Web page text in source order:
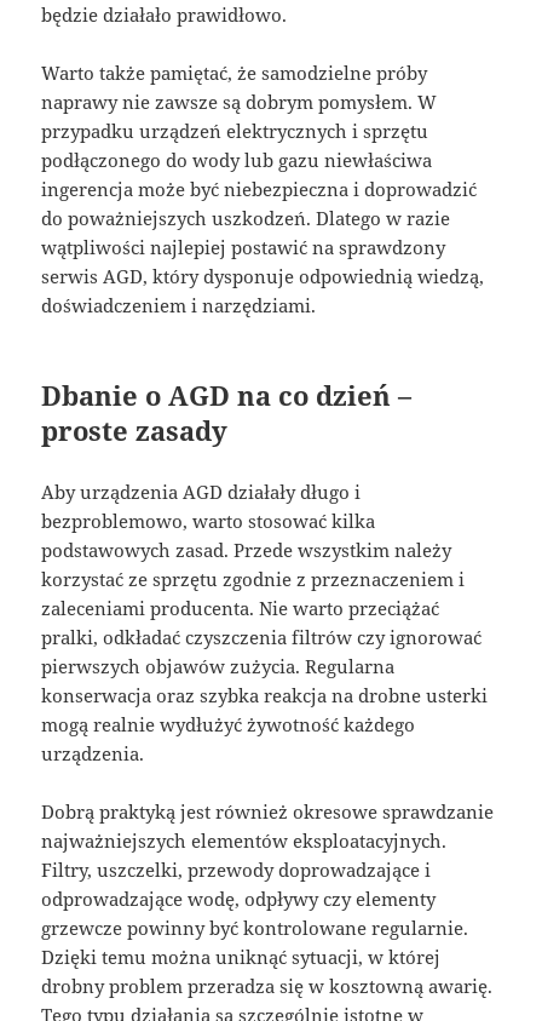
będzie działało prawidłowo.
Warto także pamiętać, że samodzielne próby
naprawy nie zawsze są dobrym pomysłem. W
przypadku urządzeń elektrycznych i sprzętu
podłączonego do wody lub gazu niewłaściwa
ingerencja może być niebezpieczna i doprowadzić
do poważniejszych uszkodzeń. Dlatego w razie
wątpliwości najlepiej postawić na sprawdzony
serwis AGD, który dysponuje odpowiednią wiedzą,
doświadczeniem i narzędziami.
Dbanie o AGD na co dzień –
proste zasady
Aby urządzenia AGD działały długo i
bezproblemowo, warto stosować kilka
podstawowych zasad. Przede wszystkim należy
korzystać ze sprzętu zgodnie z przeznaczeniem i
zaleceniami producenta. Nie warto przeciążać
pralki, odkładać czyszczenia filtrów czy ignorować
pierwszych objawów zużycia. Regularna
konserwacja oraz szybka reakcja na drobne usterki
mogą realnie wydłużyć żywotność każdego
urządzenia.
Dobrą praktyką jest również okresowe sprawdzanie
najważniejszych elementów eksploatacyjnych.
Filtry, uszczelki, przewody doprowadzające i
odprowadzające wodę, odpływy czy elementy
grzewcze powinny być kontrolowane regularnie.
Dzięki temu można uniknąć sytuacji, w której
drobny problem przeradza się w kosztowną awarię.
Tego typu działania są szczególnie istotne w